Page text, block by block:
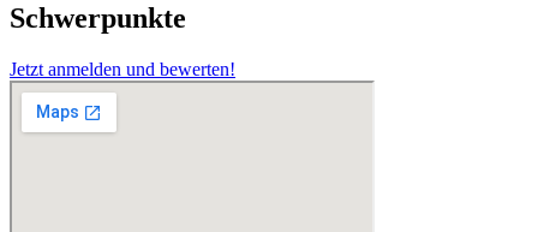
Schwerpunkte
Jetzt anmelden und bewerten!